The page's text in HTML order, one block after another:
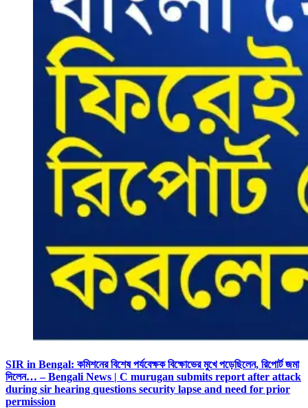
SIR in Bengal: কমিশনের বিশেষ পর্যবেক্ষক বিক্ষোভের মুখে পড়েছিলেন, রিপোর্ট জমা
দিলেন… – Bengali News | C murugan submits report after attack
during sir hearing questions security lapse and need for prior
permission